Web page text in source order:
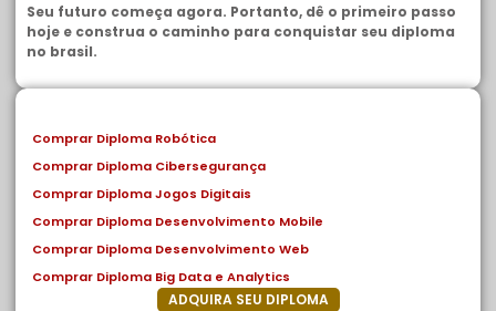
Seu futuro começa agora. Portanto, dê o primeiro passo
hoje e construa o caminho para conquistar seu diploma
no brasil.
Comprar Diploma Robótica
Comprar Diploma Cibersegurança
Comprar Diploma Jogos Digitais
Comprar Diploma Desenvolvimento Mobile
Comprar Diploma Desenvolvimento Web
Comprar Diploma Big Data e Analytics
ADQUIRA SEU DIPLOMA